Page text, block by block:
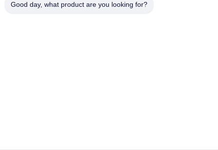
Telefon
Good day, what product are you looking for?